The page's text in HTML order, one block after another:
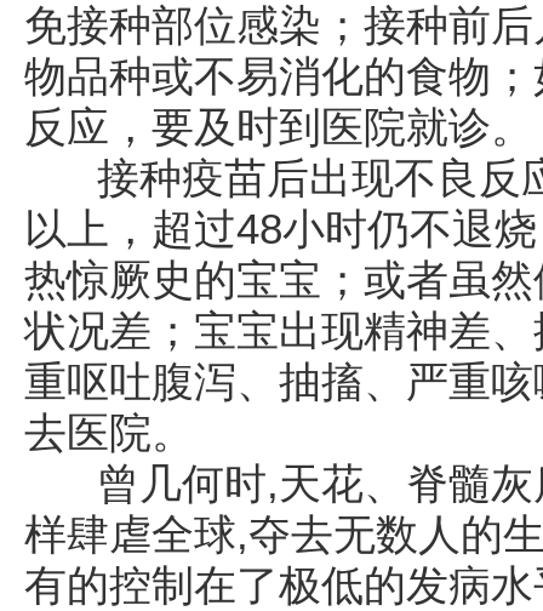
免接种部位感染；接种前
物品种或不易消化的食物
反应，要及时到医院就诊。
接种疫苗后出现不良反
以上，超过48小时仍不退
热惊厥史的宝宝；或者虽
状况差；宝宝出现精神差
重呕吐腹泻、抽搐、严重
去医院。
曾几何时,天花、脊髓灰
样肆虐全球,夺去无数人的
有的控制在了极低的发病